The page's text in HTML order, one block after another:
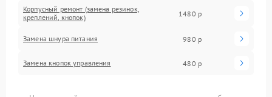
Корпусный ремонт (замена резинок,
креплений, кнопок)
1480 р
Замена шнура питания 980 р
Замена кнопок управления 480 р